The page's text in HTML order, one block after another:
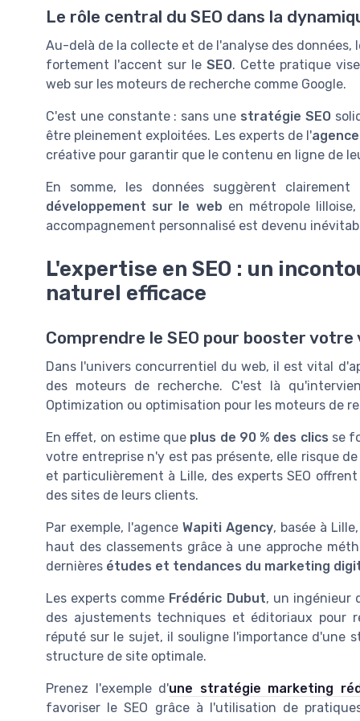
Le rôle central du SEO dans la
Au-delà de la collecte et de l'analyse des données,
fortement l'accent sur le SEO. Cette pratique
web sur les moteurs de recherche comme Google.
C'est une constante : sans une stratégie SEO
être pleinement exploitées. Les experts de l'
créative pour garantir que le contenu en ligne de
En somme, les données suggèrent
développement sur le web en métropole
accompagnement personnalisé est devenu
L'expertise en SEO : un
naturel efficace
Comprendre le SEO pour booster
Dans l'univers concurrentiel du web, il est vital
des moteurs de recherche. C'est là
Optimization ou optimisation pour les moteurs de
En effet, on estime que plus de 90 % des clics se
votre entreprise n'y est pas présente, elle risque
et particulièrement à Lille, des experts SEO
des sites de leurs clients.
Par exemple, l'agence Wapiti Agency, basée à
haut des classements grâce à une approche
dernières études et tendances du marketing
Les experts comme Frédéric Dubut, un ingénieur
des ajustements techniques et éditoriaux pour
réputé sur le sujet, il souligne l'importance d'une
structure de site optimale.
Prenez l'exemple d'une stratégie marketing
favoriser le SEO grâce à l'utilisation de